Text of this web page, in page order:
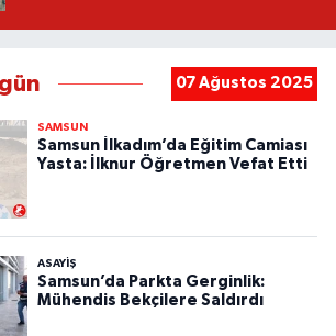
07 Ağustos 2025
SAMSUN
Samsun İlkadım’da Eğitim Camiası
Yasta: İlknur Öğretmen Vefat Etti
ASAYIŞ
Samsun’da Parkta Gerginlik:
Mühendis Bekçilere Saldırdı